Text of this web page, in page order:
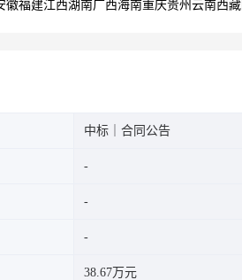
徽福建江西湖南广西海南重庆贵州 云南西藏
中标｜合同公告
38.67万元